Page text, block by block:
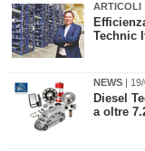
ARTICOLI
Technic
NEWS |
​Diesel
a oltre